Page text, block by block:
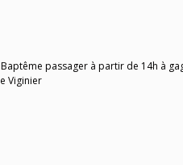
passager à partir de 14h à
Viginier